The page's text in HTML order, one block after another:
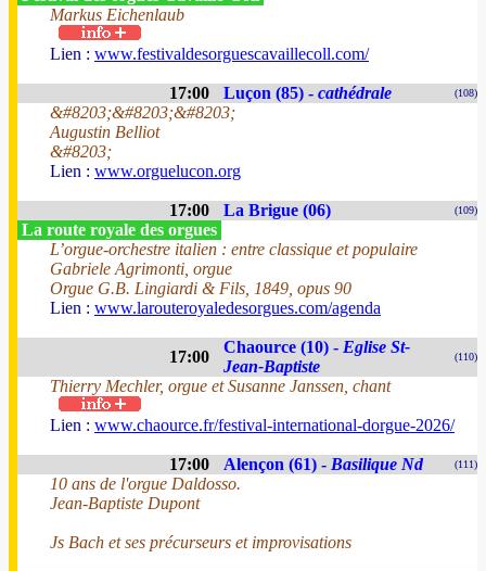
Markus Eichenlaub
Lien : www.festivaldesorguescavaillecoll.com/
17:00 Luçon (85) - cathédrale (108)
&#8203;&#8203;&#8203;
Augustin Belliot
&#8203;
Lien : www.orguelucon.org
17:00 La Brigue (06) (109)
La route royale des orgues
L’orgue-orchestre italien : entre classique et populaire
Gabriele Agrimonti, orgue
Orgue G.B. Lingiardi & Fils, 1849, opus 90
Lien : www.larouteroyaledesorgues.com/agenda
17:00
Chaource (10) - Eglise St-
Jean-Baptiste
(110)
Thierry Mechler, orgue et Susanne Janssen, chant
Lien : www.chaource.fr/festival-international-dorgue-2026/
17:00 Alençon (61) - Basilique Nd (111)
10 ans de l'orgue Daldosso.
Jean-Baptiste Dupont
Js Bach et ses précurseurs et improvisations